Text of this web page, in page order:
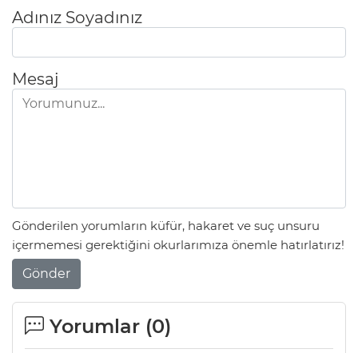
Adınız Soyadınız
Mesaj
Gönderilen yorumların küfür, hakaret ve suç unsuru
içermemesi gerektiğini okurlarımıza önemle hatırlatırız!
Gönder
Yorumlar (0)